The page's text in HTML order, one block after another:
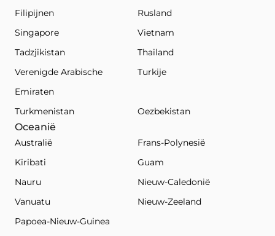
Filipijnen
Rusland
Singapore
Vietnam
Tadzjikistan
Thailand
Verenigde Arabische
Emiraten
Turkije
Turkmenistan Oezbekistan
Oceanië
Australië
Frans-Polynesië
Kiribati
Guam
Nauru
Nieuw-Caledonië
Vanuatu
Nieuw-Zeeland
Papoea-Nieuw-Guinea